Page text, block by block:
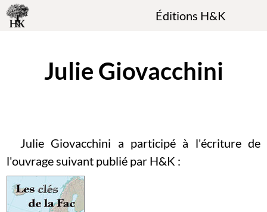
Éditions H&K
Julie Giovacchini
Julie Giovacchini a participé à l'écriture de
l'ouvrage suivant publié par H&K :